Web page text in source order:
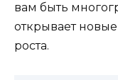
вам быть
открывает
роста.